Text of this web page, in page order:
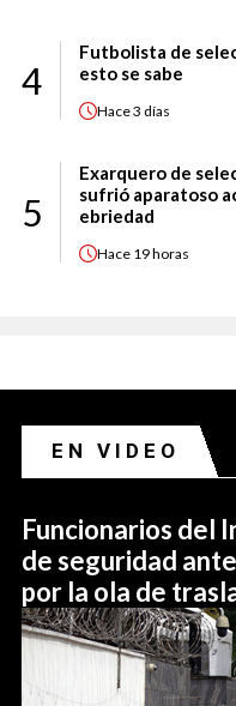
4
Futbolista de
esto se sabe
Hace3 días
5
Exarquero de
sufrió aparatoso
ebriedad
Hace 19 horas
EN VIDEO
Funcionarios del
de seguridad
por la ola de